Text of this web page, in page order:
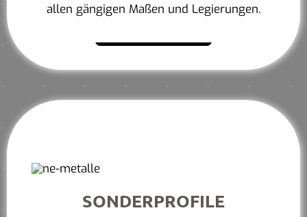
allen gängigen Maßen und Legierungen.
SONDERPROFILE